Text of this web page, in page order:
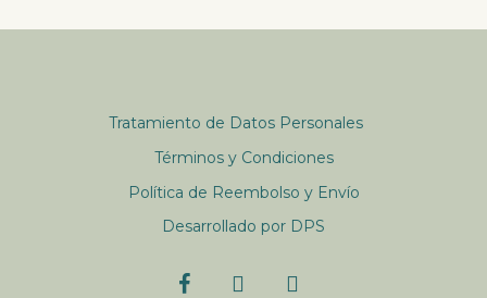
Tratamiento de Datos Personales
Términos y Condiciones
Política de Reembolso y Envío
Desarrollado por DPS
facebookyoutubeinstagram